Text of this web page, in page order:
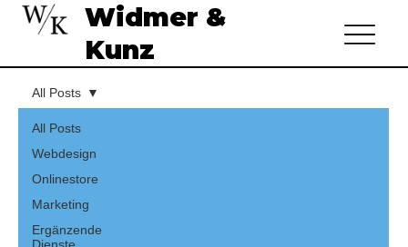
Widmer &
Kunz
All Posts
Webdesign
Onlinestore
Marketing
Ergänzende
All Posts